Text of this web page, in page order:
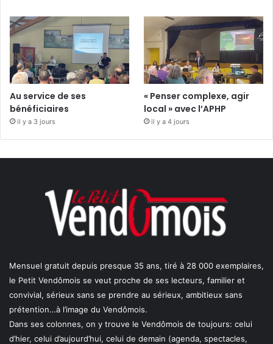
Au service de ses
bénéficiaires
il y a 3 jours
« Penser complexe, agir
local » avec l’APHP
il y a 4 jours
Mensuel gratuit depuis presque 35 ans, tiré à 28 000 exemplaires,
le Petit Vendômois se veut proche de ses lecteurs, familier et
convivial, sérieux sans se prendre au sérieux, ambitieux sans
prétention…à l’image du Vendômois.
Dans ses colonnes, on y trouve le Vendômois de toujours: celui
d’hier, celui d’aujourd’hui, celui de demain (agenda, spectacles,